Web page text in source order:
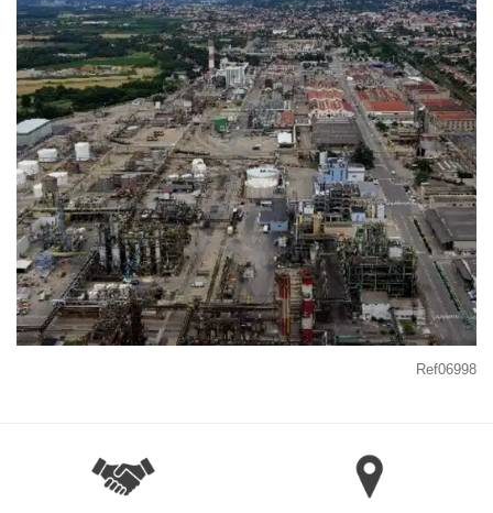
Ref06998